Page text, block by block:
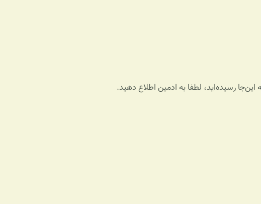
این‌جا رسیده‌اید، لطفا به ادمین اطلاع دهید.